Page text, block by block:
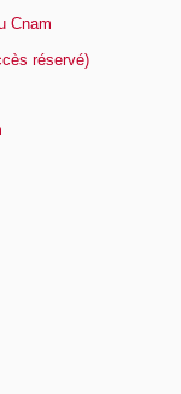
Cnam
réservé)